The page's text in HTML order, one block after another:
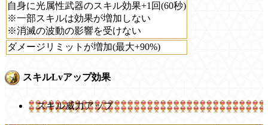
自身に光属性武器のスキル効果+1回(60秒)
※一部スキルは効果が増加しない
※消滅の波動の影響を受けない
ダメージリミットが増加(最大+90%)
スキルLvアップ効果
スキル威力アップ